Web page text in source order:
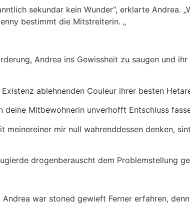
sekundar kein Wunder“, erklarte Andrea.
bestimmt die Mitstreiterin. „
Andrea ins Gewissheit zu saugen und
ablehnenden Couleur ihrer besten
deine Mitbewohnerin unverhofft Entschluss
meinereiner mir null wahrenddessen denken,
drogenberauscht dem Problemstellung
war stoned gewieft Ferner erfahren,